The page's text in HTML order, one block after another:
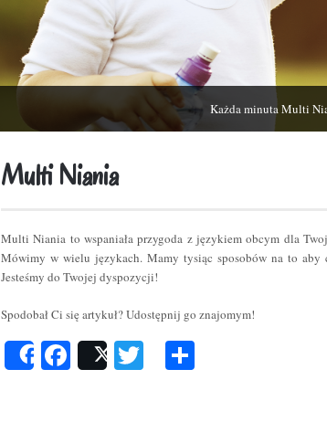
Każda minuta Multi
Multi Niania
Multi Niania to wspaniała przygoda z językiem obcym dla
Mówimy w wielu językach. Mamy tysiąc sposobów na to aby
Jesteśmy do Twojej dyspozycji!
Spodobał Ci się artykuł? Udostępnij go znajomym!
ShareFacebook
Post Twitter